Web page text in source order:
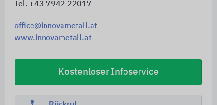
Tel. +43 7942 22017
office@innovametall.at
www.innovametall.at
Kostenloser Infoservice